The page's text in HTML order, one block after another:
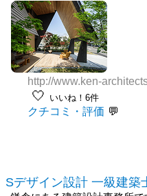
http://www.ken-
🤍 いいね！6件
クチコミ・評価
Sデザイン設計 一級建築